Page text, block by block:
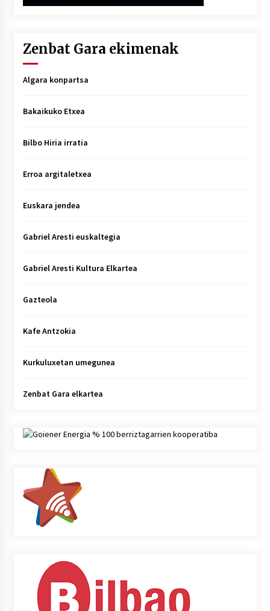
Zenbat Gara ekimenak
Algara konpartsa
Bakaikuko Etxea
Bilbo Hiria irratia
Erroa argitaletxea
Euskara jendea
Gabriel Aresti euskaltegia
Gabriel Aresti Kultura Elkartea
Gazteola
Kafe Antzokia
Kurkuluxetan umegunea
Zenbat Gara elkartea